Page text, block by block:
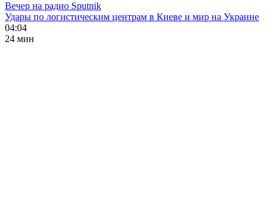
Вечер на радио Sputnik
Удары по логистическим центрам в Киеве и мир на Украине
04:04
24 мин